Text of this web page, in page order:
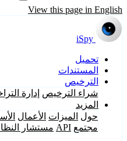
View this page in English
iSpy
تحميل
المستندات
الترخيص
شراء الترخيص إدارة
المزيد
حول الميزات الأعمال
مجتمع API مستشار